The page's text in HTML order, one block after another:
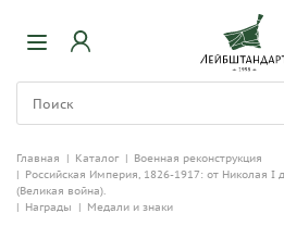
Главная | Каталог | Военная реконструкция
| Российская Империя, 1826-1917: от Николая
(Великая война).
| Награды | Медали и знаки